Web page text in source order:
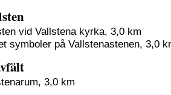
vid Vallstena kyrka, 3,0 km
symboler på Vallstenastenen, 3,0
3,0 km